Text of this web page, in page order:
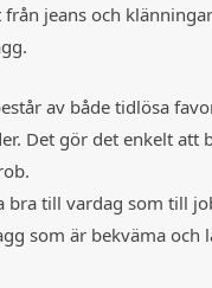
jeans och
av både tidlösa
Det gör det enkelt att
bra till vardag som till
som är bekväma och